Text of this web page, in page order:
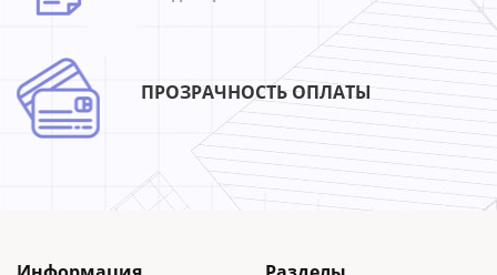
ПРОЗРАЧНОСТЬ ОПЛАТЫ